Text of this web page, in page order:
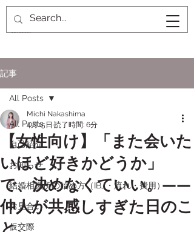
記事
All Posts
自己紹介
お知らせ
結婚相談所の始め方（IBJ・流れ・費用）
お見合い
仮交際
All Posts
【女性向け】「また会いた
いほど好きかどうか」
で、決めなくていい。——
仲人が共感しすぎた日のこ
と。
Michi Nakashima
4月15日 読了時間: 6分